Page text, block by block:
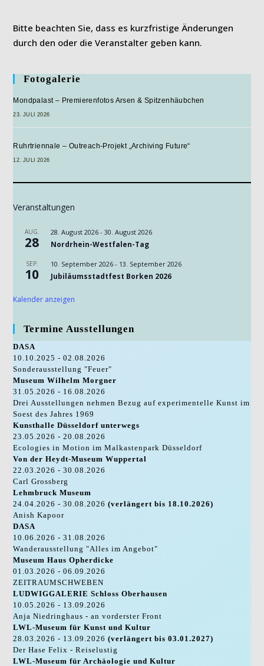
Bitte beachten Sie, dass es kurzfristige Änderungen
durch den oder die Veranstalter geben kann.
Fotogalerie
Mondpalast – Premierenfotos Arsen & Spitzenhäubchen
23. JULI 2026
Ruhrtriennale – Outreach-Projekt „Archiving Future“
12. JULI 2026
Veranstaltungen
AUG.
28
28. August 2026 -30. August 2026
Nordrhein-Westfalen-Tag
SEP.
10
10. September 2026 - 13. September 2026
Jubiläumsstadtfest Borken 2026
Kalender anzeigen
Termine Ausstellungen
DASA
10.10.2025 - 02.08.2026
Sonderausstellung "Feuer"
Museum Wilhelm Morgner
31.05.2026 - 16.08.2026
Drei Ausstellungen nehmen Bezug auf experimentelle Kunst im
Soest des Jahres 1969
Kunsthalle Düsseldorf unterwegs
23.05.2026 - 20.08.2026
Ecologies in Motion im Malkastenpark Düsseldorf
Von der Heydt-Museum Wuppertal
22.03.2026 - 30.08.2026
Carl Grossberg
Lehmbruck Museum
24.04.2026 - 30.08.2026(verlängert bis 18.10.2026)
Anish Kapoor
DASA
10.06.2026 - 31.08.2026
Wanderausstellung "Alles im Angebot"
Museum Haus Opherdicke
01.03.2026 - 06.09.2026
ZEITRAUMSCHWEBEN
LUDWIGGALERIE Schloss Oberhausen
10.05.2026 - 13.09.2026
Anja Niedringhaus - an vorderster Front
LWL-Museum für Kunst und Kultur
28.03.2026 - 13.09.2026(verlängert bis 03.01.2027)
Der Hase Felix - Reiselustig
LWL-Museum für Archäologie und Kultur